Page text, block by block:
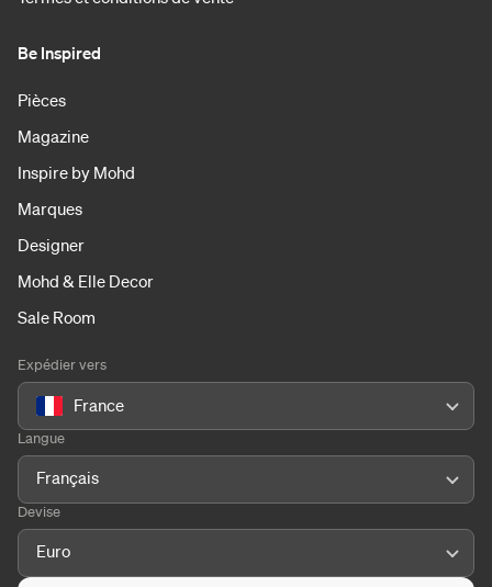
Be Inspired
Pièces
Magazine
Inspire by Mohd
Marques
Designer
Mohd & Elle Decor
Sale Room
Expédier vers
France
Langue
Français
Devise
Euro